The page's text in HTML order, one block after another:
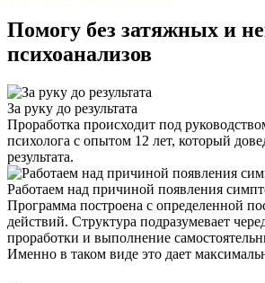
Помогу без затяжных и
психоанализов
За руку до результата
Проработка происходит под
психолога с опытом 12 лет, который
результата.
Работаем над причиной появления
Программа построена с определенной
действий. Структура подразумевает
проработки и выполнение
Именно в таком виде это дает